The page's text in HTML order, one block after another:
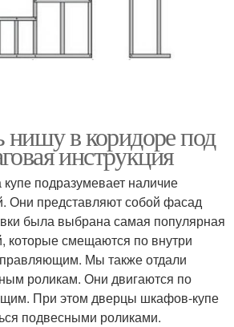
нишу в коридоре под
инструкция
подразумевает наличие
Они представляют собой фасад
была выбрана самая популярная
которые смещаются по внутри
Мы также отдали
роликам. Они двигаются по
При этом дверцы шкафов-купе
подвесными роликами.